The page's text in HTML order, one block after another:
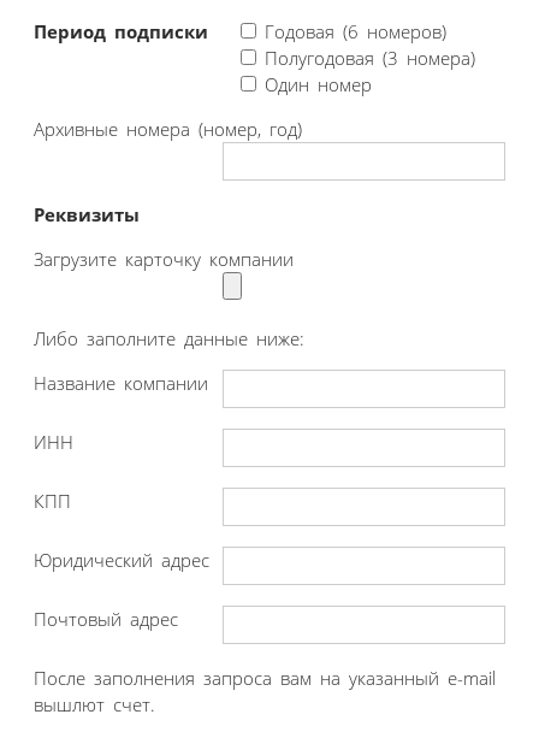
Период подписки
Годовая (6 номеров)
Полугодовая (3 номера)
Один номер
Архивные номера (номер, год)
Реквизиты
Загрузите карточку компании
Либо заполните данные ниже:
Название компании
ИНН
КПП
Юридический адрес
Почтовый адрес
После заполнения запроса вам на указанный e-mail
вышлют счет.